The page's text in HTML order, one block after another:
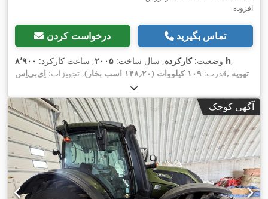
افزوده
درخواست کردن تماس بگیرید
وضعیت:کارکرده, سال ساخت: ۲۰۰۵, ساعت کارکرد: ۸٬۹۰۰ h,
قدرت: ۱۰۹ کیلووات (۱۴۸٫۲۰ اسب بخار) , تجهیزات: اِی‌بی‌اِس‎, تهویه
آگهی کوچک